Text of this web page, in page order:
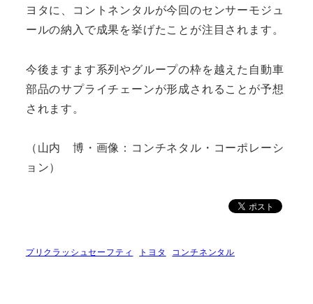
ヨタに、コントネンタルが今回のセンサーモジュ
ールの納入で成果を挙げたことが注目されます。
今後ますます系列やグループの枠を越えた自動車
部品のサプライチェーンが形成されることが予想
されます。
（山内 博・画像：コンチネタル・コーポレーシ
ョン）
プリクラッシュセーフティ トヨタ コンチネンタル